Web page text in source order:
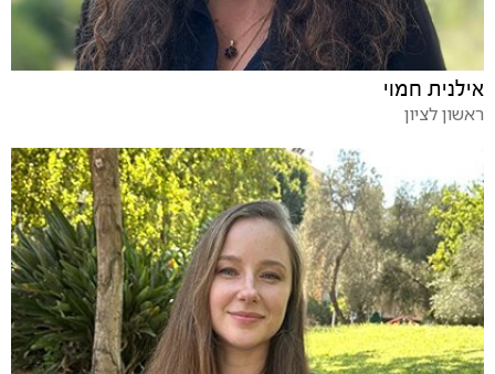
אילנית חמוי
ראשון לציון